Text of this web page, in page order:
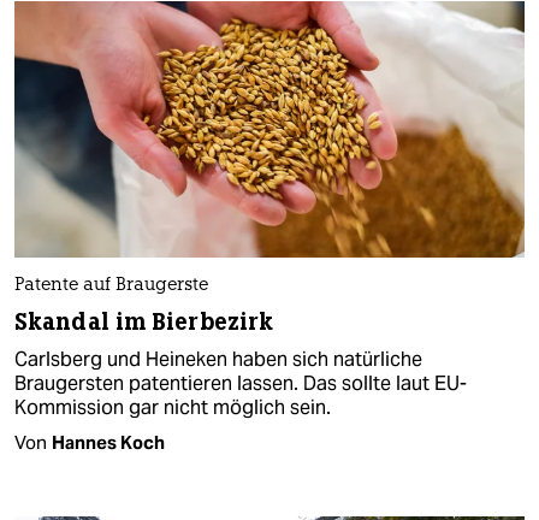
Patente auf Braugerste
Skandal im Bierbezirk
Carlsberg und Heineken haben sich natürliche
Braugersten patentieren lassen. Das sollte laut EU-
Kommission gar nicht möglich sein.
Von Hannes Koch